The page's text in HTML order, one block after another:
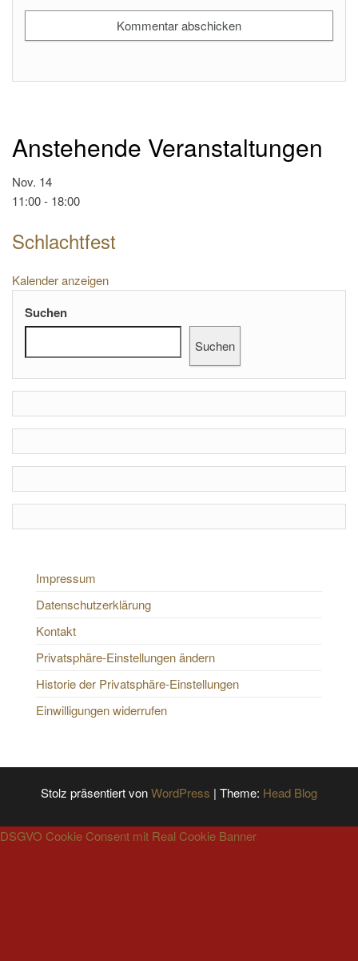
Anstehende Veranstaltungen
Nov. 14
11:00- 18:00
Schlachtfest
Kalender anzeigen
Suchen
Suchen
Impressum
Datenschutzerklärung
Kontakt
Privatsphäre-Einstellungen ändern
Historie der Privatsphäre-Einstellungen
Einwilligungen widerrufen
Stolz präsentiert vonWordPress | Theme: Head Blog
DSGVO Cookie Consent mit Real Cookie Banner